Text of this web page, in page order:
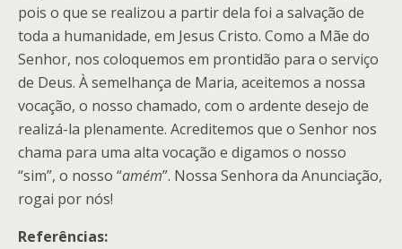
pois o que se realizou a partir dela foi a salvação de
toda a humanidade, em Jesus Cristo. Como a Mãe do
Senhor, nos coloquemos em prontidão para o serviço
de Deus. À semelhança de Maria, aceitemos a nossa
vocação, o nosso chamado, com o ardente desejo de
realizá-la plenamente. Acreditemos que o Senhor nos
chama para uma alta vocação e digamos o nosso
“sim”, o nosso “amém”. Nossa Senhora da Anunciação,
rogai por nós!
Referências: